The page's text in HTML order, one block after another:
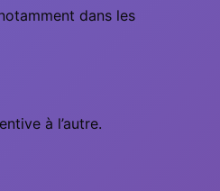
dans les
à l’autre.